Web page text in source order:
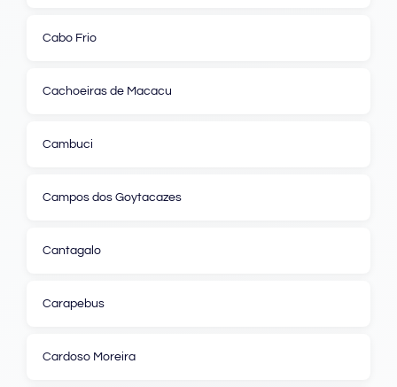
Cabo Frio
Cachoeiras de Macacu
Cambuci
Campos dos Goytacazes
Cantagalo
Carapebus
Cardoso Moreira